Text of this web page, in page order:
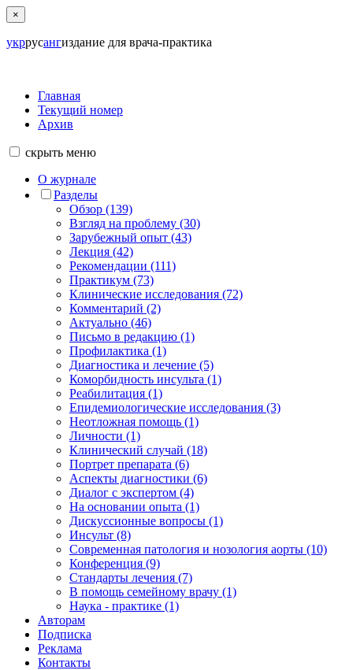
×
укррусангиздание для врача-практика
Главная
Текущий номер
Архив
скрыть меню
О журнале
Разделы
Обзор (139)
Взгляд на проблему (30)
Зарубежный опыт (43)
Лекция (42)
Рекомендации (111)
Практикум (73)
Клинические исследования (72)
Комментарий (2)
Актуально (46)
Письмо в редакцию (1)
Профилактика (1)
Диагностика и лечение (5)
Коморбидность инсульта (1)
Реабилитация (1)
Епидемиологические исследования (3)
Неотложная помощь (1)
Личности (1)
Клинический случай (18)
Портрет препарата (6)
Аспекты диагностики (6)
Диалог с экспертом (4)
На основании опыта (1)
Дискуссионные вопросы (1)
Инсульт (8)
Современная патология и нозология аорты (10)
Конференция (9)
Стандарты лечения (7)
В помощь семейному врачу (1)
Наука - практике (1)
Авторам
Подписка
Реклама
Контакты